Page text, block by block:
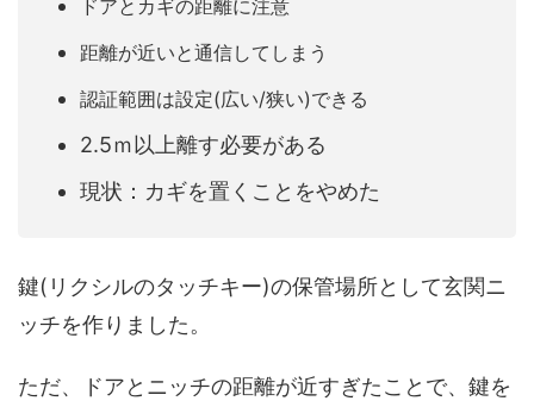
ドアとカギの距離に注意
距離が近いと通信してしまう
認証範囲は設定(広い/狭い)できる
2.5ｍ以上離す必要がある
現状：カギを置くことをやめた
鍵(リクシルのタッチキー)の保管場所として玄関ニ
ッチを作りました。
ただ、ドアとニッチの距離が近すぎたことで、鍵を